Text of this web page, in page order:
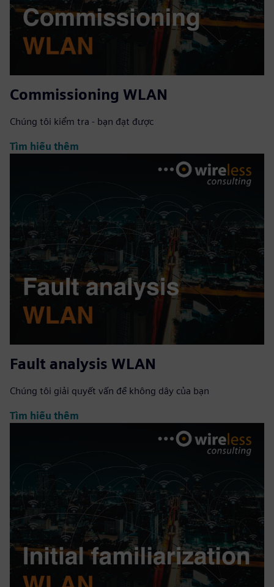
Commissioning WLAN
Chúng tôi kiểm tra - bạn đạt được
Tìm hiểu thêm
Fault analysis WLAN
Chúng tôi giải quyết vấn đề không dây của bạn
Tìm hiểu thêm